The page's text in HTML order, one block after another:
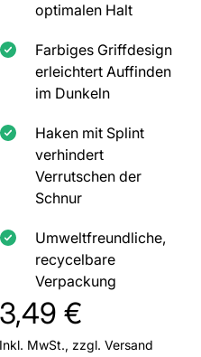
optimalen Halt
Farbiges Griffdesign
erleichtert Auffinden
im Dunkeln
Haken mit Splint
verhindert
Verrutschen der
Schnur
Umweltfreundliche,
recycelbare
Verpackung
3,49 €
Inkl. MwSt., zzgl. Versand